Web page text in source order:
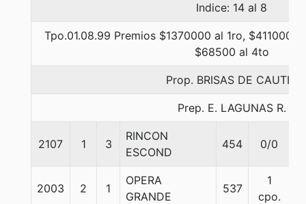
Indice: 14 al 8
Tpo.01.08.99 Premios $1370000 al 1ro, $411000
$68500 al 4to
Prop. BRISAS DE CAUTIN
Prep. E. LAGUNAS R.
2107 1 3
RINCON
ESCOND
454 0/0
2003 2 1
OPERA
GRANDE
537
1
cpo.